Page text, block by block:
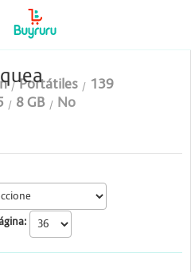
Portátiles
139
8 GB No